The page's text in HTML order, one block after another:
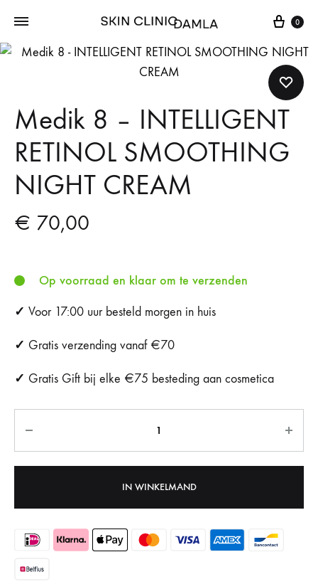
Cart
0
Medik 8 – INTELLIGENT
RETINOL SMOOTHING
NIGHT CREAM
€ 70,00
Op voorraad en klaar om te verzenden
✓ Voor 17:00 uur besteld morgen in huis
✓ Gratis verzending vanaf €70
✓ Gratis Gift bij elke €75 besteding aan cosmetica
IN WINKELMAND